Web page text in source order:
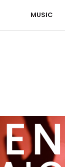
MUSIC